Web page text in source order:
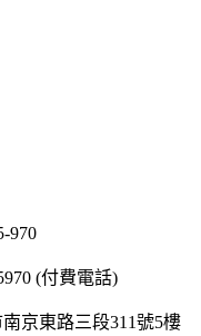
970
(付費電話)
京東路三段311號5樓